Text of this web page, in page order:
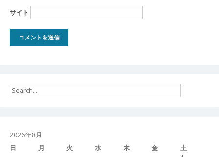
サイト
2026年8月
日
月 火 水 木 金
土